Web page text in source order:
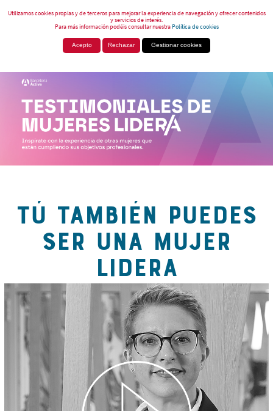
Utilizamos cookies propias y de terceros para mejorar la experiencia de navegación y ofrecer contenidos
y servicios de interés.
Para más información podéis consultar nuestraPolítica de cookies
Acepto Rechazar Gestionar cookies
TÚ TAMBIÉN PUEDES
SER UNA MUJER
LIDERA